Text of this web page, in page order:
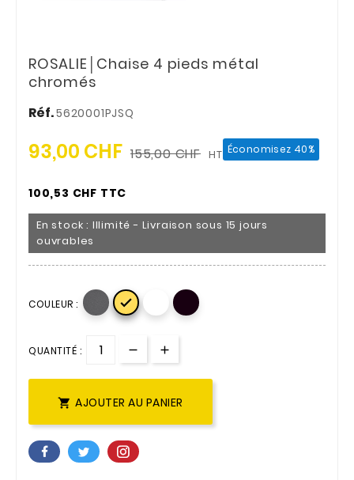
ROSALIE│Chaise 4 pieds métal
chromés
Réf.5620001PJSQ
93,00 CHF 155,00 CHF HT Économisez 40%
100,53 CHF TTC
En stock : Illimité - Livraison sous 15 jours
ouvrables
COULEUR : 
QUANTITÉ :
 AJOUTER AU PANIER